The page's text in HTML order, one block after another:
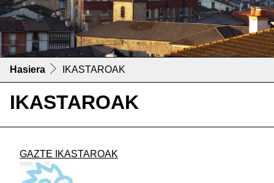
Hasiera IKASTAROAK
IKASTAROAK
GAZTE IKASTAROAK